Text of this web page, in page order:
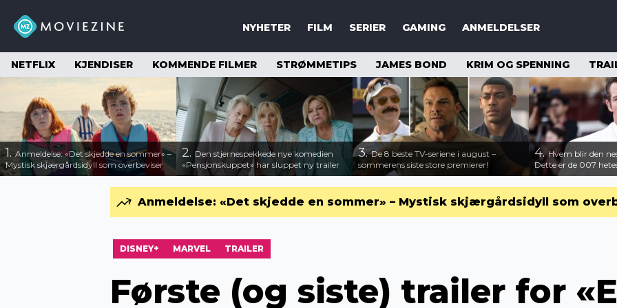
NYHETER FILM SERIER GAMING ANMELDELSER
NETFLIX KJENDISER KOMMENDE FILMER STRØMMETIPS JAMES BOND KRIM OG SPENNING
1.Anmeldelse: «Det skjedde en sommer» –
Mystisk skjærgårdsidyll som overbeviser
2. Den stjernespekkede nye komedien
«Pensjonskuppet» har sluppet ny trailer
3.De 8 beste TV-seriene i august –
sommerens siste store premierer!
4.Hvem blir den
Dette er de 007
Anmeldelse: «Det skjedde en sommer» – Mystisk skjærgårdsidyll som
DISNEY+ MARVEL TRAILER
Første (og siste) trailer for